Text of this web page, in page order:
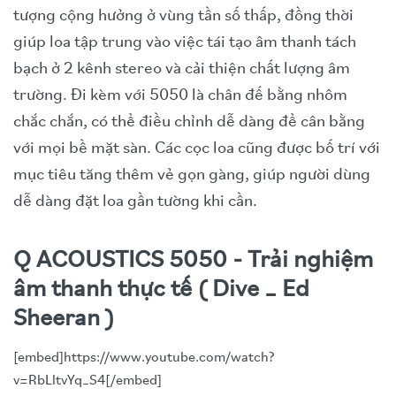
tượng cộng hưởng ở vùng tần số thấp, đồng thời
giúp loa tập trung vào việc tái tạo âm thanh tách
bạch ở 2 kênh stereo và cải thiện chất lượng âm
trường. Đi kèm với 5050 là chân đế bằng nhôm
chắc chắn, có thể điều chỉnh dễ dàng để cân bằng
với mọi bề mặt sàn. Các cọc loa cũng được bố trí với
mục tiêu tăng thêm vẻ gọn gàng, giúp người dùng
dễ dàng đặt loa gần tường khi cần.
Q ACOUSTICS 5050 - Trải nghiệm
âm thanh thực tế ( Dive _ Ed
Sheeran )
[embed]https://www.youtube.com/watch?
v=RbLltvYq_S4[/embed]